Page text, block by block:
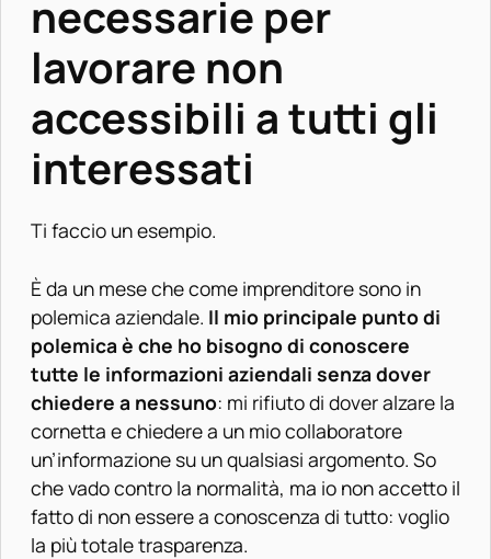
necessarie per
lavorare non
accessibili a tutti gli
interessati
Ti faccio un esempio.
È da un mese che come imprenditore sono in
polemica aziendale. Il mio principale punto di
polemica è che ho bisogno di conoscere
tutte le informazioni aziendali senza dover
chiedere a nessuno: mi rifiuto di dover alzare la
cornetta e chiedere a un mio collaboratore
un’informazione su un qualsiasi argomento. So
che vado contro la normalità, ma io non accetto il
fatto di non essere a conoscenza di tutto: voglio
la più totale trasparenza.